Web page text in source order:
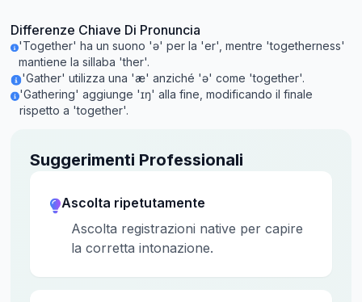
Differenze Chiave Di Pronuncia
'Together' ha un suono 'ə' per la 'er', mentre 'togetherness'
mantiene la sillaba 'ther'.
'Gather' utilizza una 'æ' anziché 'ə' come 'together'.
'Gathering' aggiunge 'ɪŋ' alla fine, modificando il finale
rispetto a 'together'.
Suggerimenti Professionali
Ascolta ripetutamente
Ascolta registrazioni native per capire
la corretta intonazione.